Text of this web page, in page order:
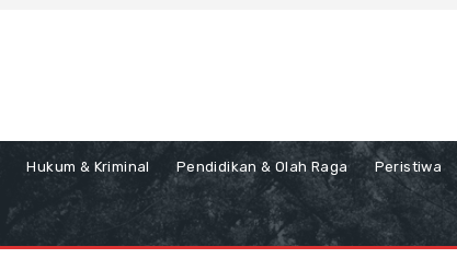
Hukum & Kriminal Pendidikan & Olah Raga Peristiwa